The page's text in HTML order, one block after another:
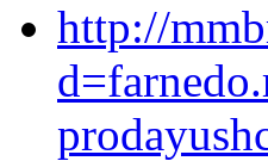
http://